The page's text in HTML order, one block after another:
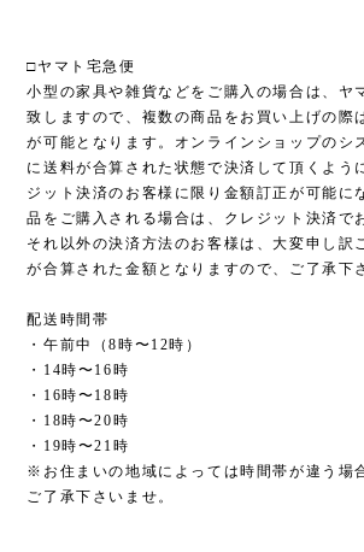
□ヤマト宅急便
小型の家具や雑貨などをご購入の場合は、ヤ
致しますので、複数の商品をお買い上げの際
が可能となります。オンラインショップのシ
に送料が合算された状態で決済して頂くよう
ジット決済のお客様に限り金額訂正が可能に
品をご購入される場合は、クレジット決済で
それ以外の決済方法のお客様は、大変申し訳
が合算された金額となりますので、ご了承下
配送時間帯
・午前中（8時〜12時）
・14時〜16時
・16時〜18時
・18時〜20時
・19時〜21時
※お住まいの地域によっては時間帯が違う場
ご了承下さいませ。